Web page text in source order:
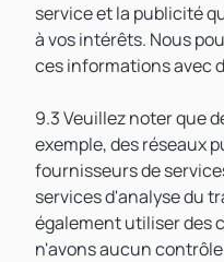
service et la publicité
à vos intérêts. Nous
ces informations avec
9.3 Veuillez noter que
exemple, des réseaux
fournisseurs de
services d'analyse du
également utiliser des
n'avons aucun